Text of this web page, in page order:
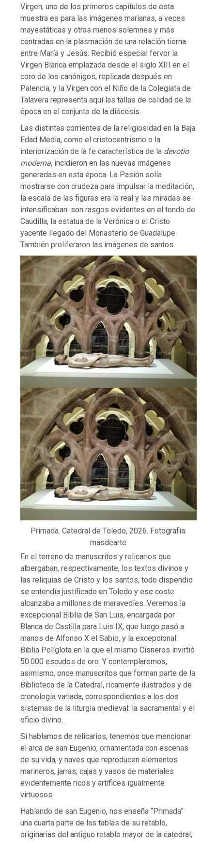
Virgen, uno de los primeros capítulos de esta
muestra es para las imágenes marianas, a veces
mayestáticas y otras menos solemnes y más
centradas en la plasmación de una relación tierna
entre María y Jesús. Recibió especial fervor la
Virgen Blanca emplazada desde el siglo XIII en el
coro de los canónigos, replicada después en
Palencia, y la Virgen con el Niño de la Colegiata de
Talavera representa aquí las tallas de calidad de la
época en el conjunto de la diócesis.
Las distintas corrientes de la religiosidad en la Baja
Edad Media, como el cristocentrismo o la
interiorización de la fe característica de la devotio
moderna, incidieron en las nuevas imágenes
generadas en esta época. La Pasión solía
mostrarse con crudeza para impulsar la meditación,
la escala de las figuras era la real y las miradas se
intensificaban: son rasgos evidentes en el tondo de
Caudilla, la estatua de la Verónica o el Cristo
yacente llegado del Monasterio de Guadalupe.
También proliferaron las imágenes de santos.
Primada. Catedral de Toledo, 2026. Fotografía:
masdearte
En el terreno de manuscritos y relicarios que
albergaban, respectivamente, los textos divinos y
las reliquias de Cristo y los santos, todo dispendio
se entendía justificado en Toledo y ese coste
alcanzaba a millones de maravedíes. Veremos la
excepcional Biblia de San Luis, encargada por
Blanca de Castilla para Luis IX, que luego pasó a
manos de Alfonso X el Sabio, y la excepcional
Biblia Políglota en la que el mismo Cisneros invirtió
50.000 escudos de oro. Y contemplaremos,
asimismo, once manuscritos que forman parte de la
Biblioteca de la Catedral, ricamente ilustrados y de
cronología variada, correspondientes a los dos
sistemas de la liturgia medieval: la sacramental y el
oficio divino.
Si hablamos de relicarios, tenemos que mencionar
el arca de san Eugenio, ornamentada con escenas
de su vida, y naves que reproducen elementos
marineros, jarras, cajas y vasos de materiales
evidentemente ricos y artífices igualmente
virtuosos.
Hablando de san Eugenio, nos enseña “Primada”
una cuarta parte de las tablas de su retablo,
originarias del antiguo retablo mayor de la catedral,